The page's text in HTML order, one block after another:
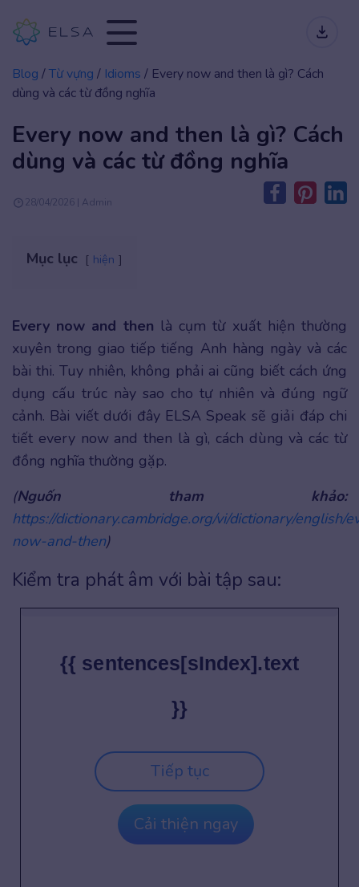
Blog /Từ vựng / Idioms / Every now and then là gì? Cách
dùng và các từ đồng nghĩa
Every now and then là gì? Cách
dùng và các từ đồng nghĩa
28/04/2026 | Admin
Mục lục hiện
Every now and then là cụm từ xuất hiện thường
xuyên trong giao tiếp tiếng Anh hàng ngày và các
bài thi. Tuy nhiên, không phải ai cũng biết cách ứng
dụng cấu trúc này sao cho tự nhiên và đúng ngữ
cảnh. Bài viết dưới đây ELSA Speak sẽ giải đáp chi
tiết every now and then là gì, cách dùng và các từ
đồng nghĩa thường gặp.
(Nguốn tham khảo:
https://dictionary.cambridge.org/vi/dictionary/english/
now-and-then)
Kiểm tra phát âm với bài tập sau:
{{ sentences[sIndex].text
}}
Tiếp tục
Cải thiện ngay